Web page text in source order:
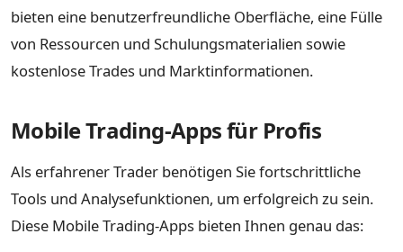
bieten eine benutzerfreundliche Oberfläche, eine Fülle
von Ressourcen und Schulungsmaterialien sowie
kostenlose Trades und Marktinformationen.
Mobile Trading-Apps für Profis
Als erfahrener Trader benötigen Sie fortschrittliche
Tools und Analysefunktionen, um erfolgreich zu sein.
Diese Mobile Trading-Apps bieten Ihnen genau das: